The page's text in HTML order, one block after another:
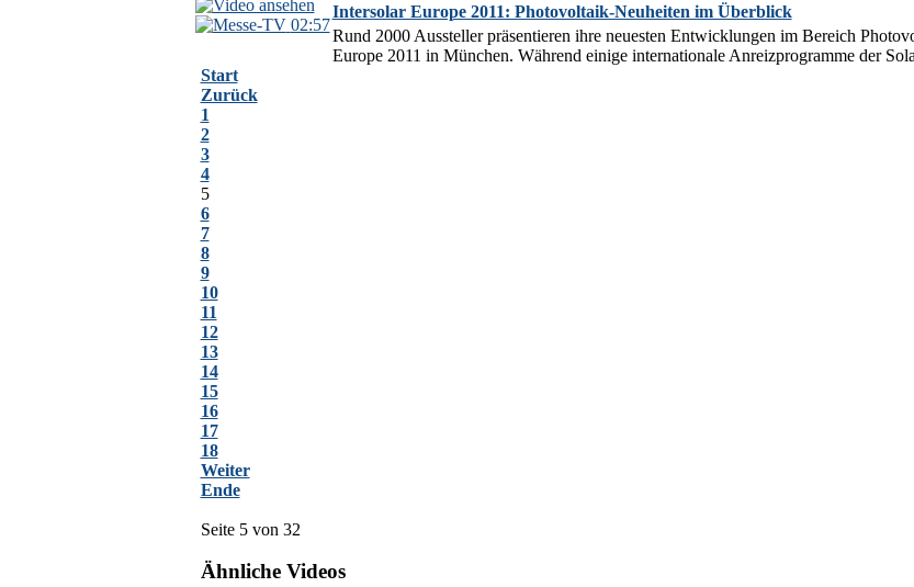
02:57
Intersolar Europe 2011: Photovoltaik-Neuheiten im Überblick
Rund 2000 Aussteller präsentieren ihre neuesten Entwicklungen im Bereich
Europe 2011 in München. Während einige internationale Anreizprogramme der
Start
Zurück
1
2
3
4
5
6
7
8
9
10
11
12
13
14
15
16
17
18
Weiter
Ende
Seite 5 von 32
Ähnliche Videos